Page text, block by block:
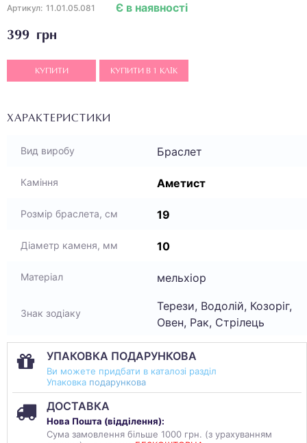
Артикул: 11.01.05.081
399 грн
Є в наявності
КУПИТИ КУПИТИ В 1 КЛІК
ХАРАКТЕРИСТИКИ
Вид виробу Браслет
Каміння Аметист
Розмір браслета, см 19
Діаметр каменя, мм 10
Матеріал мельхіор
Знак зодіаку
Терези, Водолій, Козоріг,
Овен, Рак, Стрілець
УПАКОВКА ПОДАРУНКОВА
Ви можете придбати в каталозі разділ
Упаковка подарункова
ДОСТАВКА
Нова Пошта (відділення):
Сума замовлення більше 1000 грн. (з урахуванням